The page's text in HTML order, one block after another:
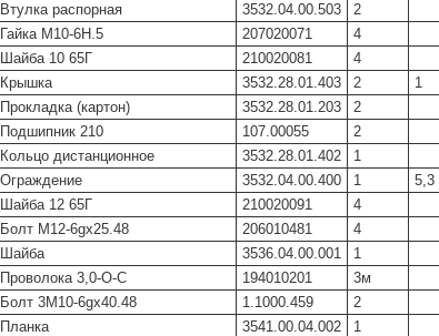
Втулка распорная 3532.04.00.503
2
Гайка М10-6Н.5 207020071
4
Шайба 10 65Г 210020081
4
Крышка 3532.28.01.403 2
1
Прокладка (картон) 3532.28.01.203
2
Подшипник 210 107.00055
2
Кольцо дистанционное 3532.28.01.402
1
Ограждение 3532.04.00.400 1
5,3
Шайба 12 65Г 210020091
4
Болт М12-6gх25.48 206010481
4
Шайба 3536.04.00.001
1
Проволока 3,0-О-С 194010201
3м
Болт 3М10-6gх40.48 1.1000.459
2
Планка 3541.00.04.002
1